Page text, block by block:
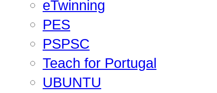
eTwinning
PES
PSPSC
Teach for Portugal
UBUNTU